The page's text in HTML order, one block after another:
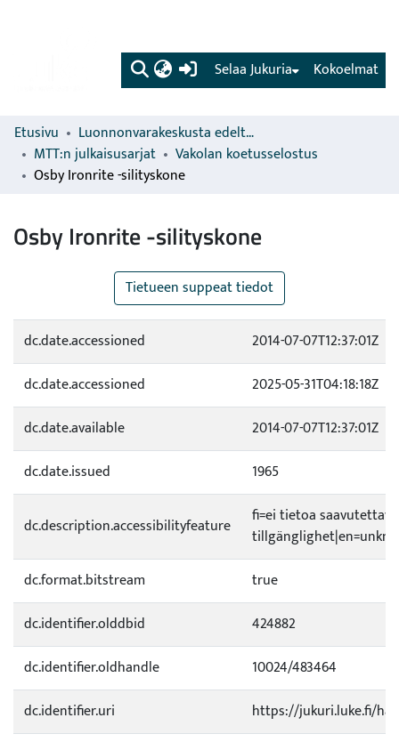
(current) Kokoelmat
Selaa Jukuria
Etusivu
Luonnonvarakeskusta edeltävien organisaatioiden sarjat
MTT:n julkaisusarjat
Vakolan koetusselostus
Osby Ironrite -silityskone
Osby Ironrite -silityskone
Tietueen suppeat tiedot
dc.date.accessioned
2014-07-07T12:37:01Z
dc.date.accessioned
2025-05-31T04:18:18Z
dc.date.available
2014-07-07T12:37:01Z
dc.date.issued
1965
dc.description.accessibilityfeature
fi=ei tietoa
dc.format.bitstream
true
dc.identifier.olddbid
424882
dc.identifier.oldhandle
10024/483464
dc.identifier.uri
https://jukuri.luke.fi/